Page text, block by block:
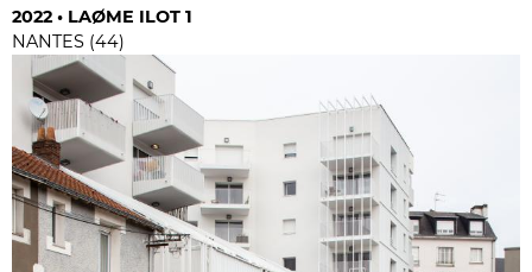
2022 • LAØME ILOT 1
NANTES (44)